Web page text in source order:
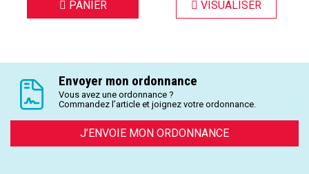
PANIER VISUALISER
Envoyer mon ordonnance
Vous avez une ordonnance ?
Commandez l’article et joignez votre ordonnance.
J’ENVOIE MON ORDONNANCE